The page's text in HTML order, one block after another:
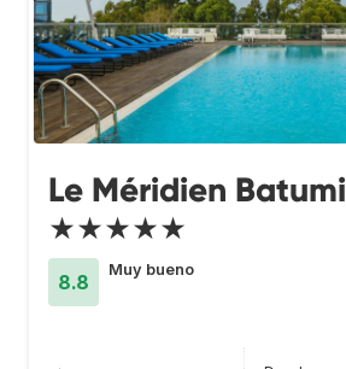
Le Méridien Batumi
★★★★★
8.8
Muy bueno